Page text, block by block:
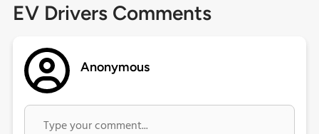
EV Drivers Comments
Anonymous